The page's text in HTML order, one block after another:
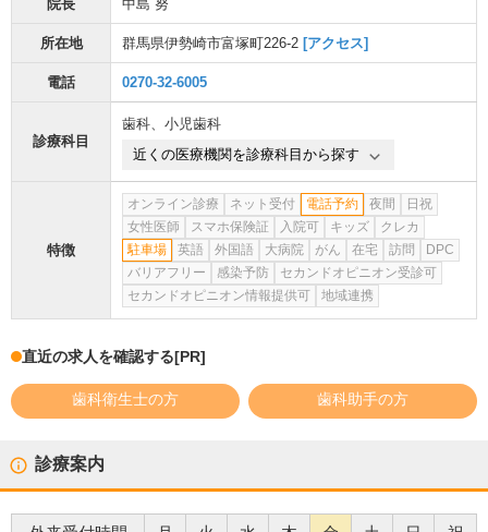
院長 中島 努
所在地 群馬県伊勢崎市富塚町226-2 [アクセス]
電話 0270-32-6005
診療科目
歯科、 小児歯科
近くの医療機関を診療科目から探す
特徴
オンライン診療 ネット受付 電話予約 夜間
日祝
女性医師
スマホ保険証 入院可 キッズ
クレカ
駐車場
英語 外国語 大病院 がん 在宅 訪問
DPC
バリアフリー
感染予防
セカンドオピニオン受診可
セカンドオピニオン情報提供可
地域連携
直近の求人を確認する[PR]
歯科衛生士の方 歯科助手の方
診療案内